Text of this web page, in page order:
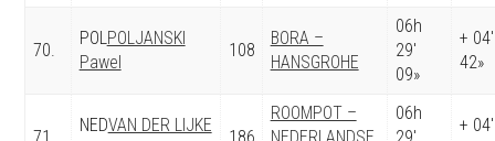
70.
POLPOLJANSKI
Pawel
108
BORA –
HANSGROHE
06h
29′
09»
+ 04′
42»
NEDVAN DER LIJKE
ROOMPOT –
06h
+ 04′